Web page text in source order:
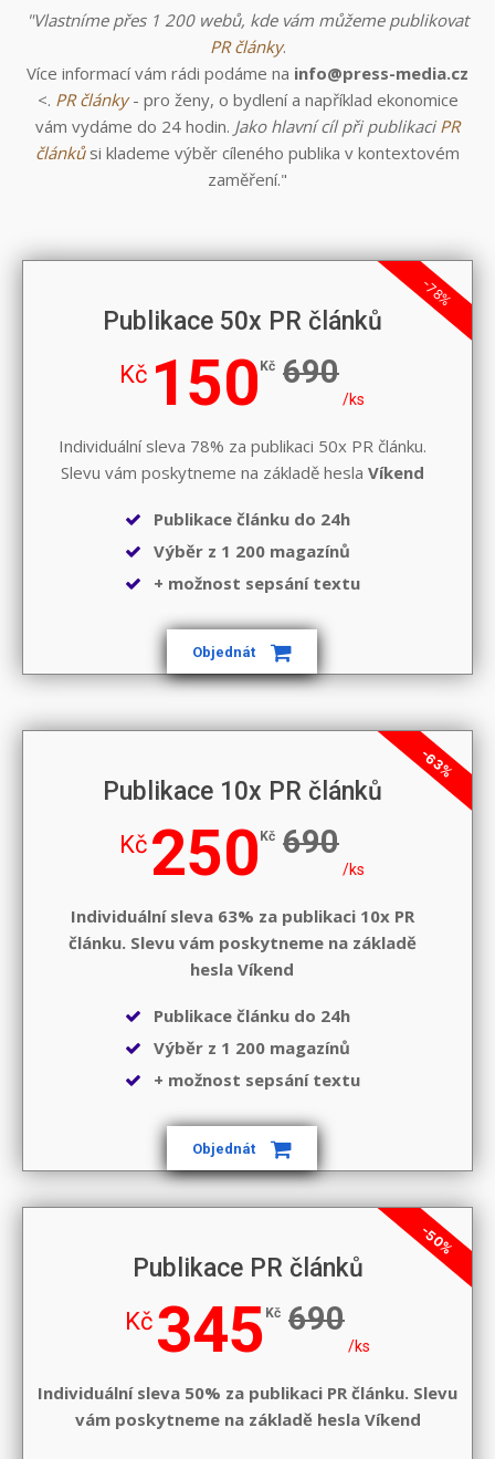
"Vlastníme přes 1 200 webů, kde vám můžeme publikovat
PR články.
Více informací vám rádi podáme na info@press-media.cz
<. PR články- pro ženy, o bydlení a například ekonomice
vám vydáme do 24 hodin. Jako hlavní cíl při publikaci PR
článkůsi klademe výběr cíleného publika v kontextovém
zaměření."
-78%
Publikace 50x PR článků
Kč 150 Kč 690
/ks
Individuální sleva 78% za publikaci 50x PR článku.
Slevu vám poskytneme na základě hesla Víkend
Publikace článku do 24h
Výběr z 1 200 magazínů
+ možnost sepsání textu
Objednát
-63%
Publikace 10x PR článků
Kč 250 Kč 690
/ks
Individuální sleva 63% za publikaci 10x PR
článku. Slevu vám poskytneme na základě
hesla Víkend
Publikace článku do 24h
Výběr z 1 200 magazínů
+ možnost sepsání textu
Objednát
-50%
Publikace PR článků
Kč 345 Kč 690
/ks
Individuální sleva 50% za publikaci PR článku. Slevu
vám poskytneme na základě hesla Víkend